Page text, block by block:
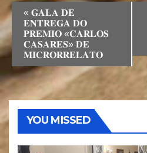
« 𝐆𝐀𝐋𝐀 𝐃𝐄
𝐄𝐍𝐓𝐑𝐄𝐆𝐀 𝐃𝐎
𝐏𝐑𝐄𝐌𝐈𝐎 «𝐂𝐀𝐑𝐋𝐎𝐒
𝐂𝐀𝐒𝐀𝐑𝐄𝐒» 𝐃𝐄
𝐌𝐈𝐂𝐑𝐎𝐑𝐑𝐄𝐋𝐀𝐓𝐎
YOU MISSED